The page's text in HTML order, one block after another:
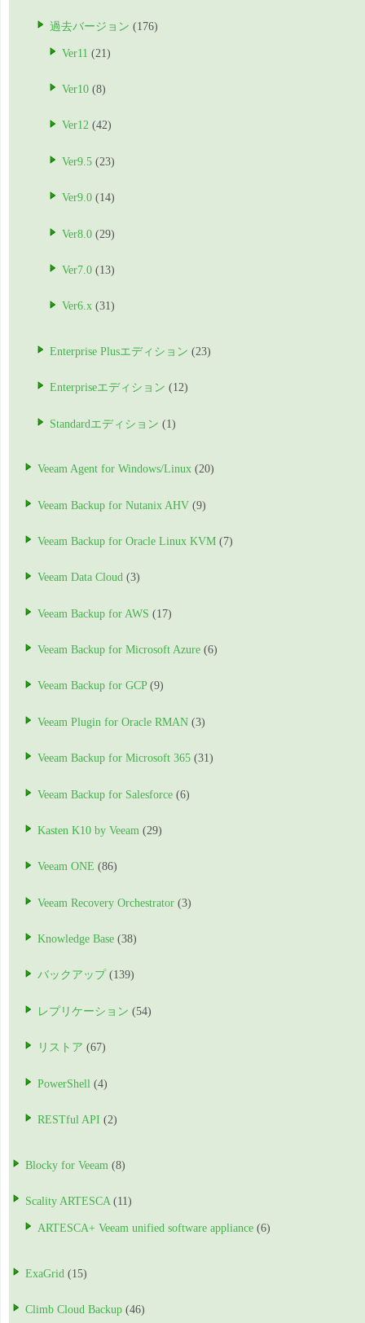
過去バージョン (176)
Ver11 (21)
Ver10 (8)
Ver12 (42)
Ver9.5 (23)
Ver9.0 (14)
Ver8.0 (29)
Ver7.0 (13)
Ver6.x (31)
Enterprise Plusエディション (23)
Enterpriseエディション (12)
Standardエディション (1)
Veeam Agent for Windows/Linux (20)
Veeam Backup for Nutanix AHV (9)
Veeam Backup for Oracle Linux KVM (7)
Veeam Data Cloud (3)
Veeam Backup for AWS (17)
Veeam Backup for Microsoft Azure (6)
Veeam Backup for GCP(9)
Veeam Plugin for Oracle RMAN (3)
Veeam Backup for Microsoft 365 (31)
Veeam Backup for Salesforce (6)
Kasten K10 by Veeam (29)
Veeam ONE (86)
Veeam Recovery Orchestrator (3)
Knowledge Base (38)
バックアップ (139)
レプリケーション (54)
リストア (67)
PowerShell (4)
RESTful API (2)
Blocky for Veeam (8)
Scality ARTESCA (11)
ARTESCA+ Veeam unified software appliance (6)
ExaGrid (15)
Climb Cloud Backup (46)